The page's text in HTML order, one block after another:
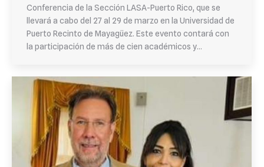
Conferencia de la Sección LASA-Puerto Rico, que se
llevará a cabo del 27 al 29 de marzo en la Universidad de
Puerto Recinto de Mayagüez. Este evento contará con
la participación de más de cien académicos y…